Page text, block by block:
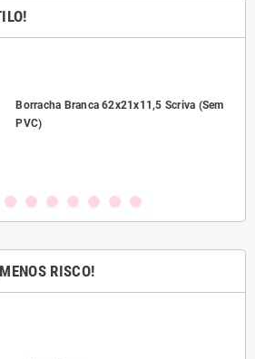
Borracha Branca 62x21x11,5 Scriva (Sem
PVC)
RISCO!